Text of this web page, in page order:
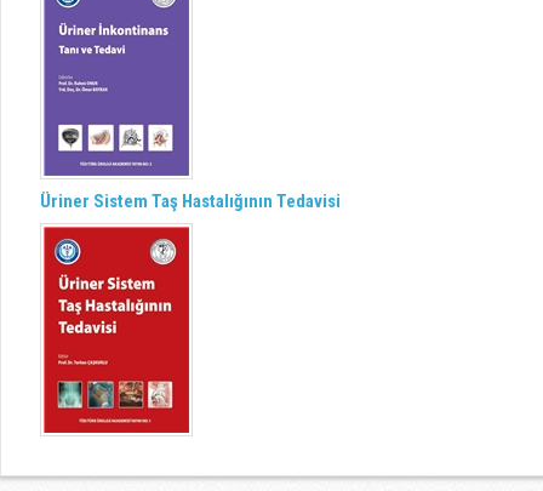
Üriner Sistem Taş Hastalığının Tedavisi